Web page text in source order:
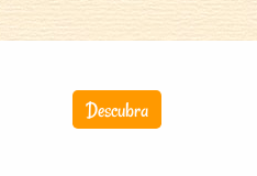
Descubra